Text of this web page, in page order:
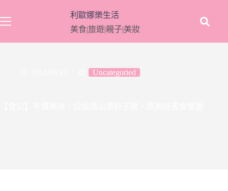
至
要
利歐娜樂生活
美食|旅遊|親子|美妝
Uncategoried